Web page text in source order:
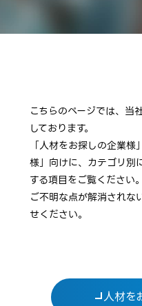
こちらのページでは、当
しております。
「人材をお探しの企業
様」向けに、カテゴリ別
する項目をご覧ください。
ご不明な点が解消されな
せください。
人材を